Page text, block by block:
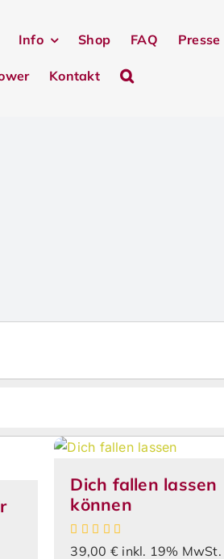
Info Shop FAQ Presse
Kontakt
Dich fallen lassen
können
39,00 € inkl. 19% MwSt.